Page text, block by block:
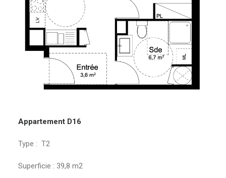
Appartement D16
Type : T2
Superficie : 39,8 m2